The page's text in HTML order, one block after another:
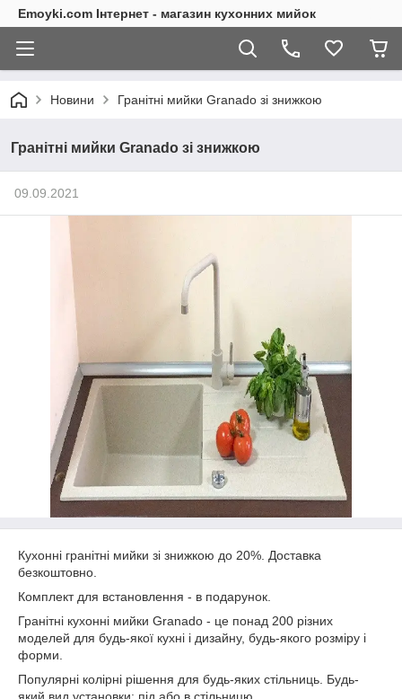
Emoyki.com Інтернет - магазин кухонних мийок
Новини Гранітні мийки Granado зі знижкою
Гранітні мийки Granado зі знижкою
09.09.2021
Кухонні гранітні мийки зі знижкою до 20%. Доставка
безкоштовно.
Комплект для встановлення - в подарунок.
Гранітні кухонні мийки Granado - це понад 200 різних
моделей для будь-якої кухні і дизайну, будь-якого розміру і
форми.
Популярні колірні рішення для будь-яких стільниць. Будь-